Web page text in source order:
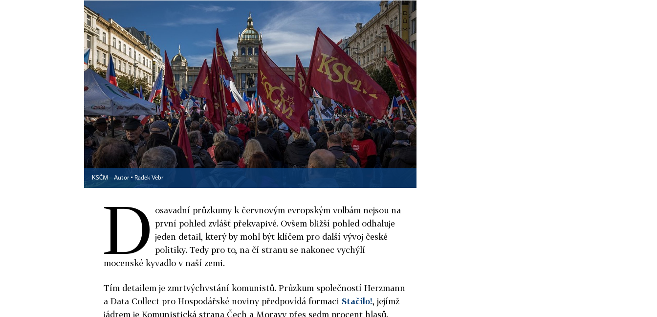
KSČM Autor ▪ Radek Vebr
D osavadní průzkumy k červnovým evropským volbám nejsou na
první pohled zvlášť překvapivé. Ovšem bližší pohled odhaluje
jeden detail, který by mohl být klíčem pro další vývoj české
politiky. Tedy pro to, na čí stranu se nakonec vychýlí
mocenské kyvadlo v naší zemi.
Tím detailem je zmrtvýchvstání komunistů. Průzkum společností Herzmann
a Data Collect pro Hospodářské noviny předpovídá formaci Stačilo!, jejímž
jádrem je Komunistická strana Čech a Moravy přes sedm procent hlasů.